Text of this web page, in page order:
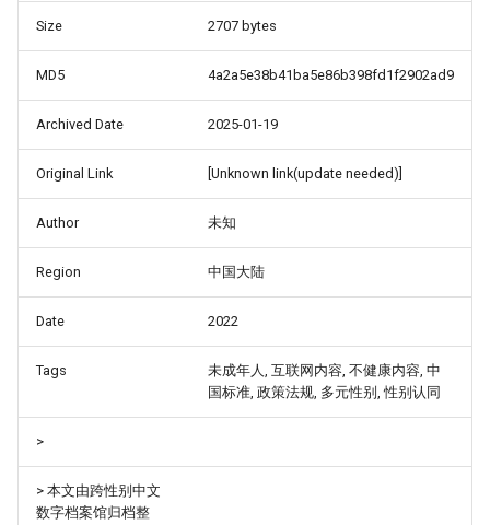
Size 2707 bytes
MD5 4a2a5e38b41ba5e86b398fd1f2902ad9
Archived Date 2025-01-19
Original Link [Unknown link(update needed)]
Author 未知
Region 中国大陆
Date 2022
Tags
未成年人, 互联网内容, 不健康内容, 中
国标准, 政策法规, 多元性别, 性别认同
>
> 本文由跨性别中文
数字档案馆归档整